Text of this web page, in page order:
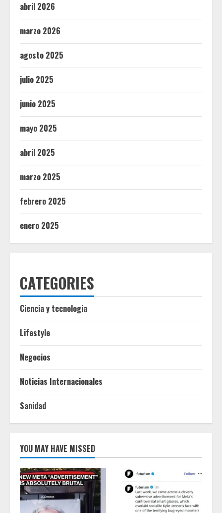
abril 2026
marzo 2026
agosto 2025
julio 2025
junio 2025
mayo 2025
abril 2025
marzo 2025
febrero 2025
enero 2025
CATEGORIES
Ciencia y tecnologia
Lifestyle
Negocios
Noticias Internacionales
Sanidad
YOU MAY HAVE MISSED